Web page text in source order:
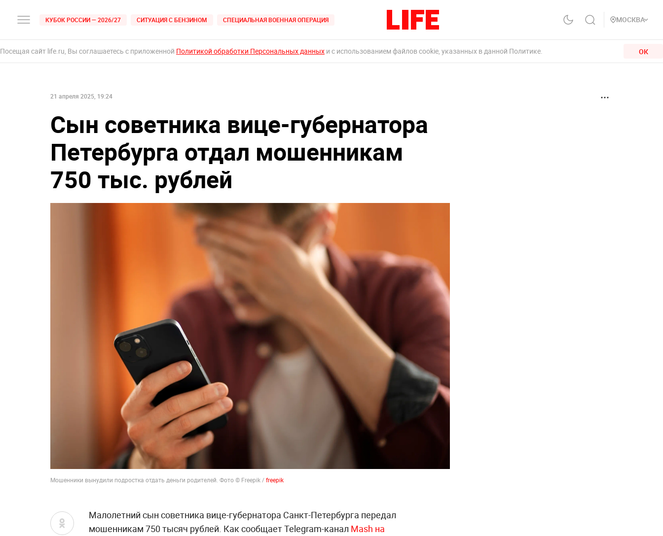
КУБОК РОССИИ — 2026/27 СИТУАЦИЯ С БЕНЗИНОМ СПЕЦИАЛЬНАЯ ВОЕННАЯ ОПЕРАЦИЯ МОСКВА
Посещая сайт life.ru, Вы соглашаетесь с приложенной Политикой обработки Персональных данных и с использованием файлов cookie, указанных в данной Политике. ОК
21 апреля 2025, 19:24
Сын советника вице-губернатора
Петербурга отдал мошенникам
750 тыс. рублей
Мошенники вынудили подростка отдать деньги родителей. Фото © Freepik /freepik
Малолетний сын советника вице-губернатора Санкт-Петербурга передал
мошенникам 750 тысяч рублей. Как сообщает Telegram-канал Mash на